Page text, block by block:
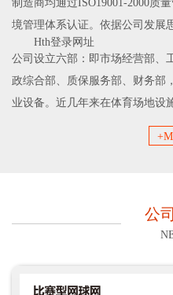
制造商均通过ISO19001-2000质
境管理体系认证。依据公司发展
Hth登录网址
公司设立六部：即市场经营部、
政综合部、质保服务部、财务部
业设备。近几年来在体育场地设
公